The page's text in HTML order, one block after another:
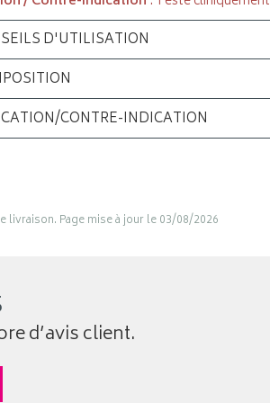
D'UTILISATION
CONTRE-INDICATION
Page mise à jour le 03/08/2026
d’avis client.